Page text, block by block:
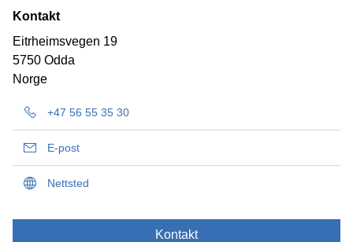
Kontakt
Eitrheimsvegen 19
5750 Odda
Norge
+47 56 55 35 30
E-post
Nettsted
Kontakt